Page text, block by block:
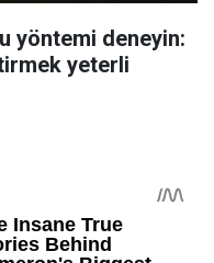
yöntemi deneyin:
yeterli